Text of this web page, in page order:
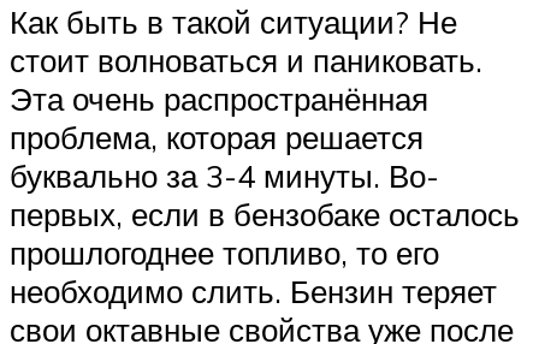
Как быть в такой ситуации? Не
стоит волноваться и паниковать.
Эта очень распространённая
проблема, которая решается
буквально за 3-4 минуты. Во-
первых, если в бензобаке осталось
прошлогоднее топливо, то его
необходимо слить. Бензин теряет
свои октавные свойства уже после